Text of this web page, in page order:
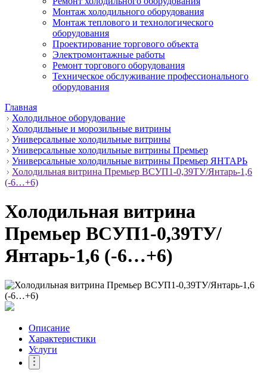
Монтаж холодильного оборудования
Монтаж теплового и технологического
оборудования
Проектирование торгового объекта
Электромонтажные работы
Ремонт торгового оборудования
Техническое обслуживание профессионального
оборудования
Главная
Холодильное оборудование
Холодильные и морозильные витрины
Универсальные холодильные витрины
Универсальные холодильные витрины Премьер
Универсальные холодильные витрины Премьер ЯНТАРЬ
Холодильная витрина Премьер ВСУП1-0,39ТУ/Янтарь-1,6
(-6…+6)
Холодильная витрина
Премьер ВСУП1-0,39ТУ/
Янтарь-1,6 (-6…+6)
Описание
Характеристики
Услуги